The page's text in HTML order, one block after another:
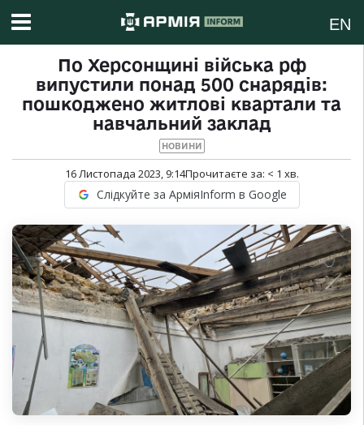
EN
По Херсонщині війська рф
випустили понад 500 снарядів:
пошкоджено житлові квартали та
навчальний заклад
НОВИНИ
16 Листопада 2023, 9:14Прочитаєте за: < 1 хв.
Слідкуйте за АрміяInform в Google